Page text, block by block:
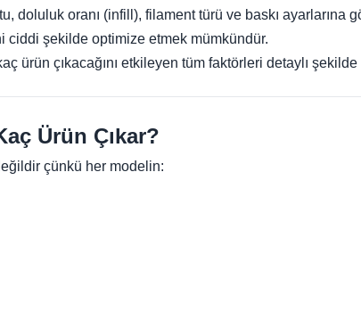
doluluk oranı (infill), filament türü ve baskı ayarlarına
ciddi şekilde optimize etmek mümkündür.
ürün çıkacağını etkileyen tüm faktörleri detaylı
Ürün Çıkar?
çünkü her modelin: